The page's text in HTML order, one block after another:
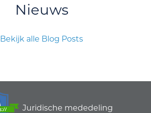
Nieuws
Bekijk alle Blog Posts
Juridische mededeling